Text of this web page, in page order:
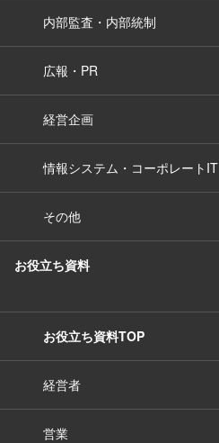
内部監査・内部統制
広報・PR
経営企画
情報システム・コーポレートIT
その他
お役立ち資料
お役立ち資料TOP
経営者
営業